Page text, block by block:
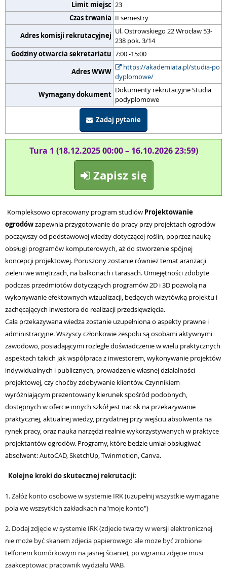
Limit miejsc 23
Czas trwania II semestry
Adres komisji rekrutacyjnej Ul. Ostrowskiego 22 Wrocław 53-
238 pok. 3/14
Godziny otwarcia sekretariatu 7:00 -15:00
Adres WWW
https://akademiata.pl/studia-po
dyplomowe/
Wymagany dokument Dokumenty rekrutacyjne Studia
podyplomowe
Zadaj pytanie
Tura 1 (18.12.2025 00:00 – 16.10.2026 23:59)
Zapisz się
Kompleksowo opracowany program studiów Projektowanie
ogrodówzapewnia przygotowanie do pracy przy projektach ogrodów
począwszy od podstawowej wiedzy dotyczącej roślin, poprzez naukę
obsługi programów komputerowych, aż do stworzenie spójnej
koncepcji projektowej. Poruszony zostanie również temat aranżacji
zieleni we wnętrzach, na balkonach i tarasach. Umiejętności zdobyte
podczas przedmiotów dotyczących programów 2D i 3D pozwolą na
wykonywanie efektownych wizualizacji, będących wizytówką projektu i
zachęcających inwestora do realizacji przedsięwzięcia.
Cała przekazywana wiedza zostanie uzupełniona o aspekty prawne i
administracyjne.Wszyscy członkowie zespołu są osobami aktywnymi
zawodowo, posiadającymi rozległe doświadczenie w wielu praktycznych
aspektach takich jak współpraca z inwestorem, wykonywanie projektów
indywidualnych i publicznych, prowadzenie własnejdziałalności
projektowej, czy choćby zdobywanie klientów.Czynnikiem
wyróżniającym prezentowany kierunek spośród podobnych,
dostępnych w ofercie innych szkół jest nacisk na przekazywanie
praktycznej, aktualnej wiedzy, przydatnej przy wejściu absolwenta na
rynek pracy, oraz nauka narzędzi realniewykorzystywanych w praktyce
projektantów ogrodów. Programy, które będzie umiał obsługiwać
absolwent: AutoCAD, SketchUp, Twinmotion,Canva.
Kolejne kroki do skutecznej rekrutacji:
1. Załóż konto osobowe w systemie IRK (uzupełnij wszystkie wymagane
pola we wszsytkich zakładkach na"moje konto")
2. Dodaj zdjęcie w systemie IRK (zdjecie twarzy w wersji elektronicznej
nie może być skanem zdjecia papierowego ale moze być zrobione
telfonem komórkowym na jasnej ścianie), po wgraniu zdjęcie musi
zaakceptowac pracownik wydziału WAB.